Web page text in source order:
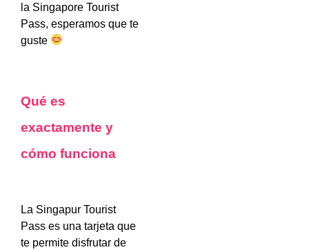
la Singapore Tourist
Pass, esperamos que te
guste
Qué es
exactamente y
cómo funciona
La Singapur Tourist
Pass es una tarjeta que
te permite disfrutar de